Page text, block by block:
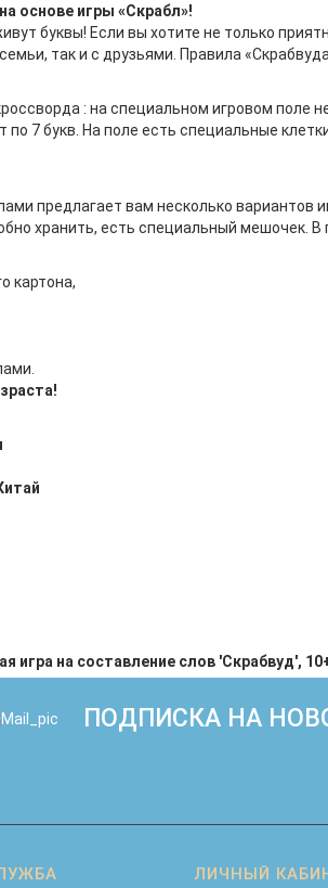
основе игры «Скрабл»!
буквы! Если вы хотите не только
так и с друзьями. Правила
: на специальном игровом поле
по 7 букв. На поле есть специальные
предлагает вам несколько вариантов
хранить, есть специальный мешочек.
картона,
игра на составление слов 'Скрабвуд',
ПОДПИСКА НА
ЛИЧНЫЙ